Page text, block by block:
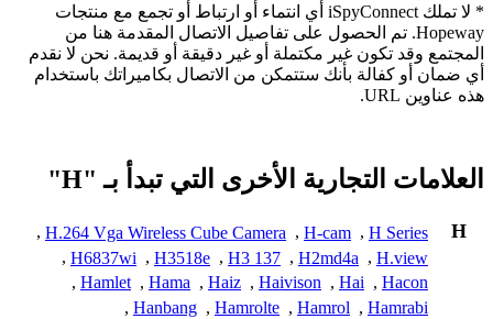
* لا تملك iSpyConnect أي انتماء أو ارتباط أو تجمع مع منتجات
Hopeway. تم الحصول على تفاصيل الاتصال المقدمة هنا من
المجتمع وقد تكون غير مكتملة أو غير دقيقة أو قديمة. نحن لا نقدم
أي ضمان أو كفالة بأنك ستتمكن من الاتصال بكاميراتك باستخدام
هذه عناوين URL.
العلامات التجارية الأخرى التي تبدأ بـ "H"
H
H Series
,
H-cam
,
H.264 Vga Wireless Cube Camera
,
H.view
,
H2md4a
,
H3 137
,
H3518e
,
H6837wi
,
Hacon
,
Hai
,
Haivison
,
Haiz
,
Hama
,
Hamlet
,
Hamrabi
,
Hamrol
,
Hamrolte
,
Hanbang
,